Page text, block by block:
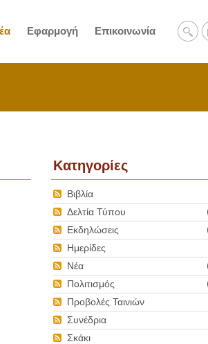
Εφαρμογή Επικοινωνία
Κατηγορίες
Βιβλία
Δελτία Τύπου
Εκδηλώσεις
Ημερίδες
Νέα
Πολιτισμός
Προβολές Ταινιών
Συνέδρια
Σκάκι